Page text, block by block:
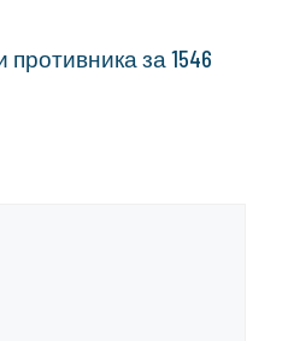
противника за 1546